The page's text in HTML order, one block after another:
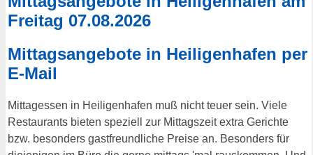
Freitag 07.08.2026
Mittagsangebote in Heiligenhafen per
E-Mail
Mittagessen in Heiligenhafen muß nicht teuer sein. Viele
Restaurants bieten speziell zur Mittagszeit extra Gerichte
bzw. besonders gastfreundliche Preise an. Besonders für